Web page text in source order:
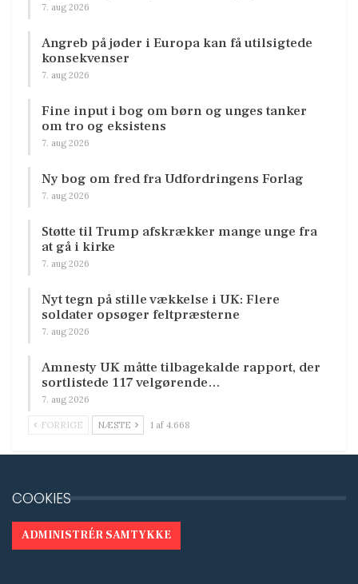
7. aug 2026
Angreb på jøder i Europa kan få utilsigtede
konsekvenser
7. aug 2026
Fine input i bog om børn og unges tanker
om tro og eksistens
7. aug 2026
Ny bog om fred fra Udfordringens Forlag
7. aug 2026
Støtte til Trump afskrækker mange unge fra
at gå i kirke
7. aug 2026
Nyt tegn på stille vækkelse i UK: Flere
soldater opsøger feltpræsterne
7. aug 2026
Amnesty UK måtte tilbagekalde rapport, der
sortlistede 117 velgørende…
7. aug 2026
FORRIGE NÆSTE 1 af 4.668
COOKIES
ADMINISTRÉR SAMTYKKE